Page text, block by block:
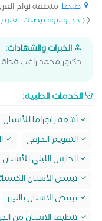
طنطا: منطقة نواج
((احجز وسوف يصلك العنوان
الخبرات والشهادات:
دكتور محمد راغب
الخدمات الطبية:
أشعة بانوراما للأسنان
التقويم الخزفي
الحارس الليلي للأسنان
تبييض الأسنان
تبييض الاسنان بالليزر